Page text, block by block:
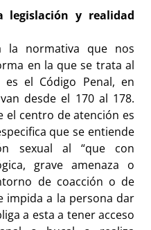
legislación y realidad
la normativa que nos
en la que se trata al
el Código Penal, en
desde el 170 al 178.
el centro de atención es
que se entiende
sexual al “que con
grave amenaza o
de coacción o de
a la persona dar
a esta a tener acceso